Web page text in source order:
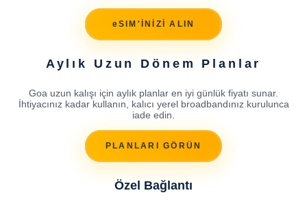
eSIM'İNİZİ ALIN
Aylık Uzun Dönem Planlar
Goa uzun kalışı için aylık planlar en iyi günlük fiyatı sunar.
İhtiyacınız kadar kullanın, kalıcı yerel broadbandınız kurulunca
iade edin.
PLANLARI GÖRÜN
Özel Bağlantı